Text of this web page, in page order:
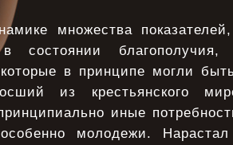
множества
в состоянии
в принципе могли
из крестьянского
иные
особенно молодежи.